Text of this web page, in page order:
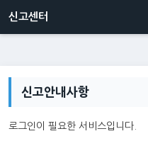
신고센터
신고센터
신고안내사항
로그인이 필요한 서비스입니다.